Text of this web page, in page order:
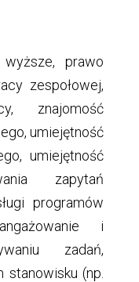
wyższe, prawo
zespołowej,
znajomość
umiejętność
umiejętność
zapytań
programów
i
zadań,
(np.